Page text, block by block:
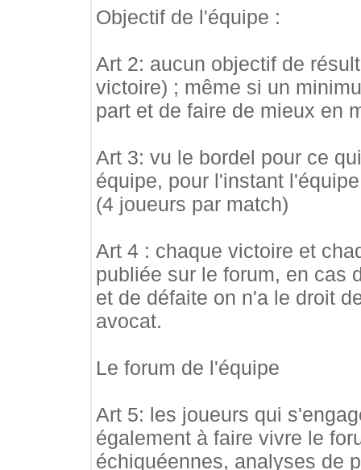
Objectif de l'équipe :
Art 2: aucun objectif de
victoire) ; même si un
part et de faire de mieux en
Art 3: vu le bordel pour ce
équipe, pour l'instant
(4 joueurs par match)
Art 4 : chaque victoire et
publiée sur le forum, en cas
et de défaite on n'a le droit
avocat.
Le forum de l'équipe
Art 5: les joueurs qui
également à faire vivre le
échiquéennes, analyses de